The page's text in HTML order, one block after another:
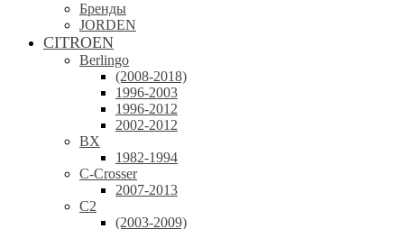
Бренды
JORDEN
CITROEN
Berlingo
(2008-2018)
1996-2003
1996-2012
2002-2012
BX
1982-1994
C-Crosser
2007-2013
C2
(2003-2009)